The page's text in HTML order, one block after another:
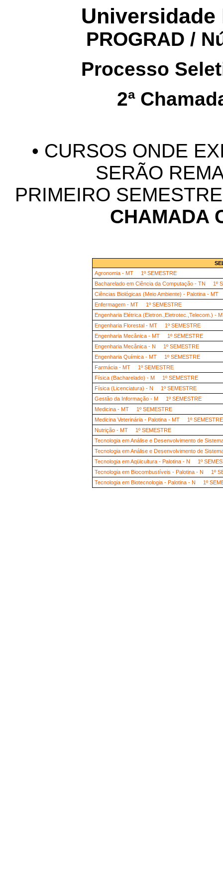
Universidade
PROGRAD /
Processo
2ª
• CURSOS ONDE
SERÃO
PRIMEIRO
CHAMADA
Agronomia - MT 1º SEMESTRE
Bacharelado em Ciência da Computação - TN 1º
Ciências Biológicas (Meio Ambiente) - Palotina -
Enfermagem - MT 1º SEMESTRE
Engenharia Elétrica (Eletron.,Eletrotec.,Telecom.) -
Engenharia Florestal - MT 1º SEMESTRE
Engenharia Mecânica - MT 1º SEMESTRE
Engenharia Mecânica - N 1º SEMESTRE
Engenharia Química - MT 1º SEMESTRE
Farmácia - MT 1º SEMESTRE
Física (Bacharelado) - M 1º SEMESTRE
Física (Licenciatura) - N 1º SEMESTRE
Gestão da Informação - M 1º SEMESTRE
Medicina - MT 1º SEMESTRE
Medicina Veterinária - Palotina - MT 1º SEMESTRE
Nutrição - MT 1º SEMESTRE
Tecnologia em Análise e Desenvolvimento de
Tecnologia em Análise e Desenvolvimento de
Tecnologia em Aqüicultura - Palotina - N 1º
Tecnologia em Biocombustíveis - Palotina - N 1º
Tecnologia em Biotecnologia - Palotina - N 1º